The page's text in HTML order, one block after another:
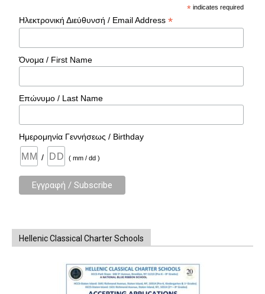
* indicates required
Ηλεκτρονική Διεύθυνσή / Email Address*
Όνομα / First Name
Επώνυμο / Last Name
Ημερομηνία Γεννήσεως / Birthday
/ ( mm / dd )
Hellenic Classical Charter Schools